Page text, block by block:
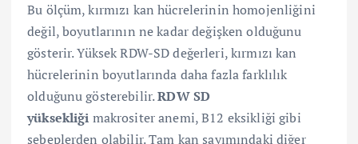
Bu ölçüm, kırmızı kan hücrelerinin homojenliğini
değil, boyutlarının ne kadar değişken olduğunu
gösterir. Yüksek RDW-SD değerleri, kırmızı kan
hücrelerinin boyutlarında daha fazla farklılık
olduğunu gösterebilir.RDW SD
yüksekliği makrositer anemi, B12 eksikliği gibi
sebeplerden olabilir. Tam kan sayımındaki diğer